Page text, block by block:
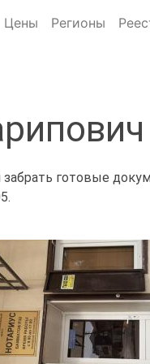
Цены Регионы
готовые